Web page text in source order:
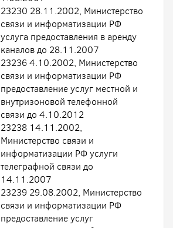
23230 28.11.2002, Министерство
связи и информатизации РФ
услуга предоставления в аренду
каналов до 28.11.2007
23236 4.10.2002, Министерство
связи и информатизации РФ
предоставление услуг местной и
внутризоновой телефонной
связи до 4.10.2012
23238 14.11.2002,
Министерство связи и
информатизации РФ услуги
телеграфной связи до
14.11.2007
23239 29.08.2002, Министерство
связи и информатизации РФ
предоставление услуг